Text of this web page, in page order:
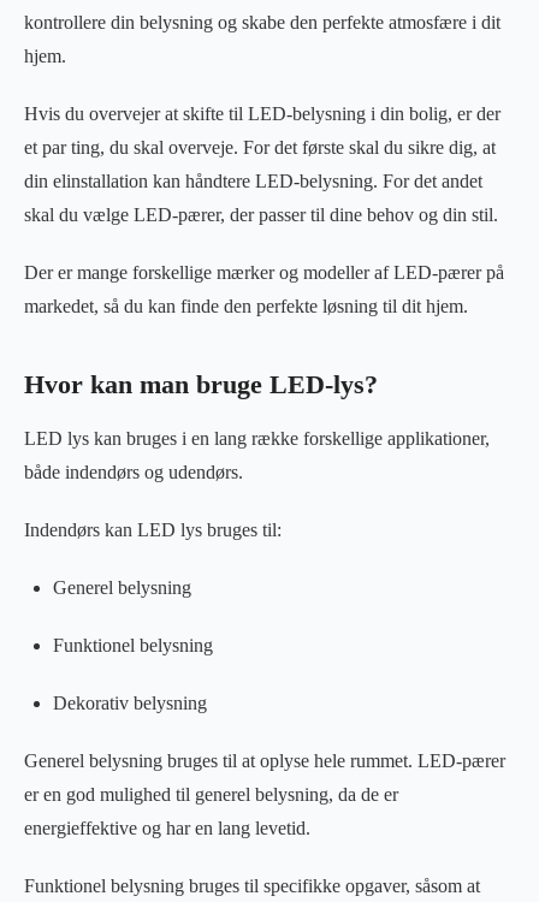
kontrollere din belysning og skabe den perfekte atmosfære i dit
hjem.
Hvis du overvejer at skifte til LED-belysning i din bolig, er der
et par ting, du skal overveje. For det første skal du sikre dig, at
din elinstallation kan håndtere LED-belysning. For det andet
skal du vælge LED-pærer, der passer til dine behov og din stil.
Der er mange forskellige mærker og modeller af LED-pærer på
markedet, så du kan finde den perfekte løsning til dit hjem.
Hvor kan man bruge LED-lys?
LED lys kan bruges i en lang række forskellige applikationer,
både indendørs og udendørs.
Indendørs kan LED lys bruges til:
Generel belysning
Funktionel belysning
Dekorativ belysning
Generel belysning bruges til at oplyse hele rummet. LED-pærer
er en god mulighed til generel belysning, da de er
energieffektive og har en lang levetid.
Funktionel belysning bruges til specifikke opgaver, såsom at